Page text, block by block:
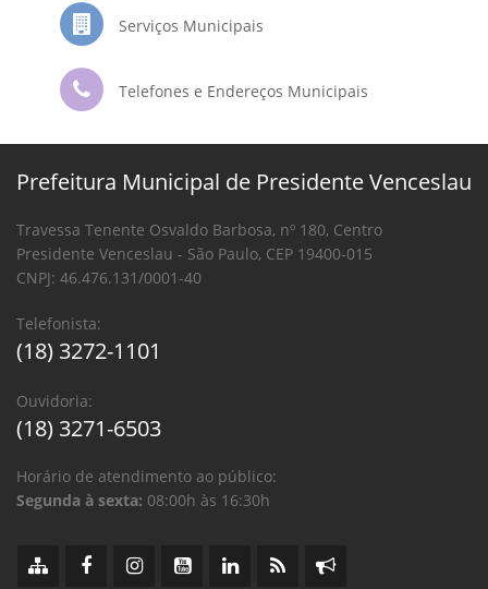
Serviços Municipais
Telefones e Endereços Municipais
Prefeitura Municipal de Presidente Venceslau
Travessa Tenente Osvaldo Barbosa, nº 180, Centro
Presidente Venceslau - São Paulo, CEP 19400-015
CNPJ: 46.476.131/0001-40
Telefonista:
(18) 3272-1101
Ouvidoria:
(18) 3271-6503
Horário de atendimento ao público:
Segunda à sexta: 08:00h às 16:30h